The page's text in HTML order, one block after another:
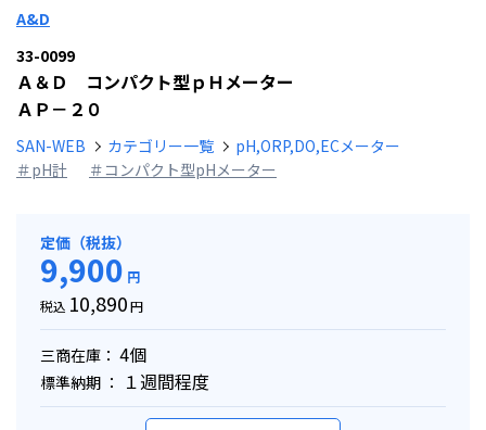
A&D
33-0099
Ａ＆Ｄ コンパクト型ｐＨメーター
ＡＰ－２０
SAN-WEB カテゴリー一覧
pH,ORP,DO,ECメーター
＃pH計
＃コンパクト型pHメーター
定価（税抜）
9,900 円
税込 10,890円
三商在庫： 4個
標準納期 ： １週間程度